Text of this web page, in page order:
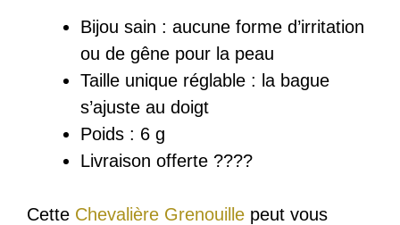
Bijou sain : aucune forme d’irritation
ou de gêne pour la peau
Taille unique réglable : la bague
s’ajuste au doigt
Poids : 6 g
Livraison offerte ????
Cette Chevalière Grenouille peut vous